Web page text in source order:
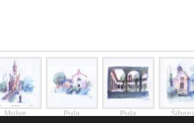
Molve Pula Pula